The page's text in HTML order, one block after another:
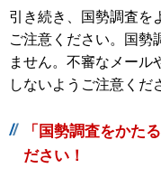
引き続き、国勢調査を
ご注意ください。国勢
ません。不審なメール
しないようご注意くだ
「国勢調査をかた
ださい！